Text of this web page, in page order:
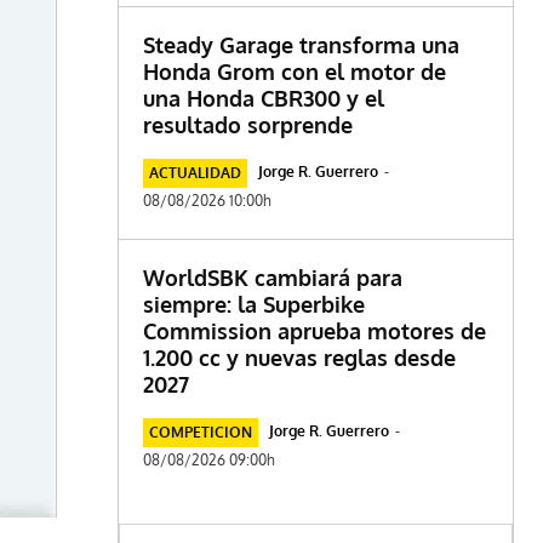
Steady Garage transforma una
Honda Grom con el motor de
una Honda CBR300 y el
resultado sorprende
ACTUALIDAD Jorge R. Guerrero -
08/08/2026 10:00h
WorldSBK cambiará para
siempre: la Superbike
Commission aprueba motores de
1.200 cc y nuevas reglas desde
2027
COMPETICION Jorge R. Guerrero -
08/08/2026 09:00h